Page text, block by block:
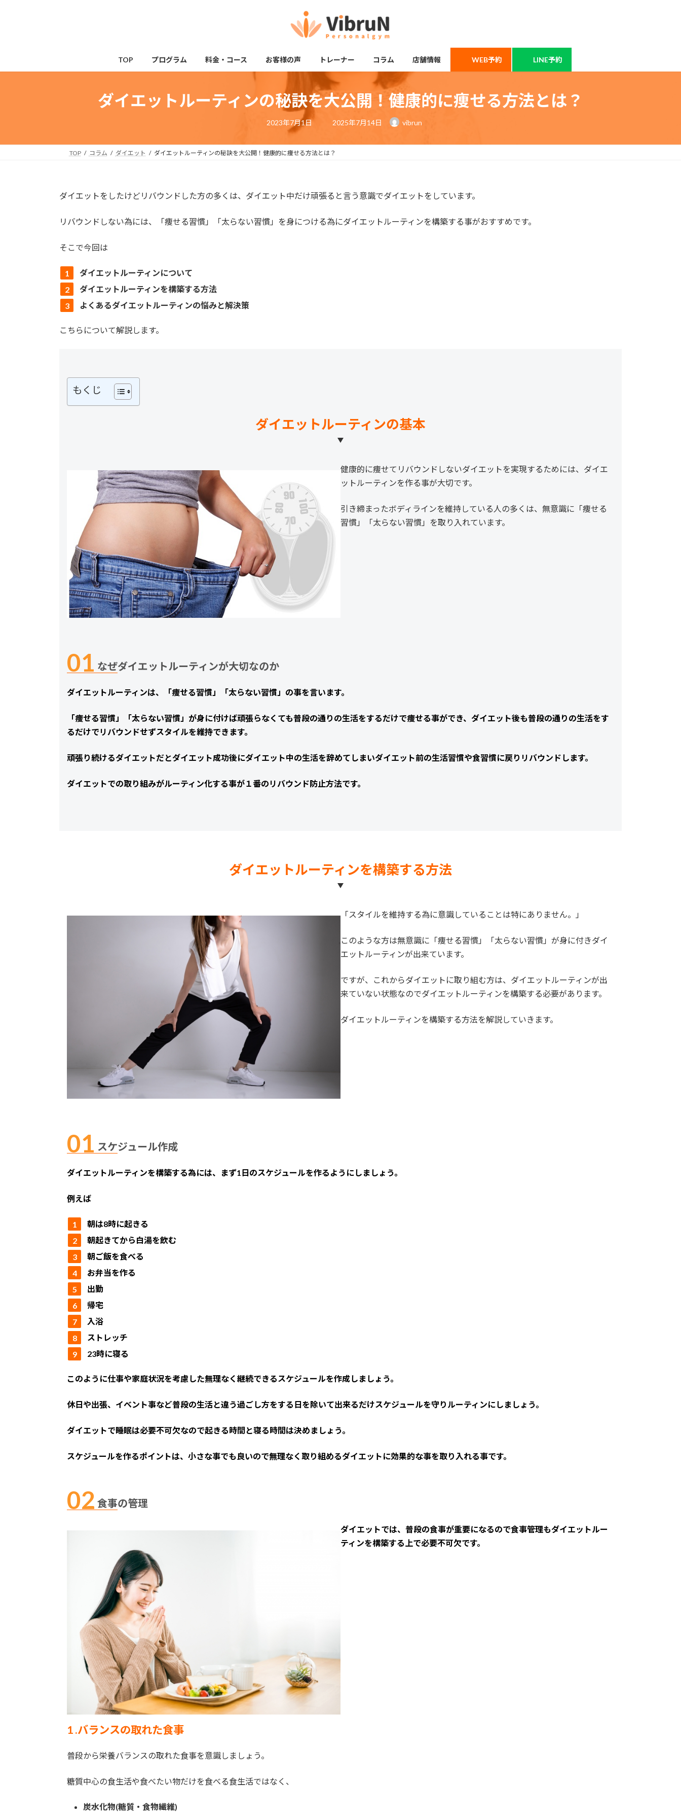
TOP プログラム 料金・コース お客様の声 トレーナー コラム 店舗情報 WEB予約 LINE予約
ダイエットルーティンの秘訣を大公開！健康的に痩せる方法とは？
2023年7月1日
最
終
日
時
2025年7月14日 vibrun
TOP コラム ダイエット ダイエットルーティンの秘訣を大公開！健康的に痩せる方法とは？
ダイエットをしたけどリバウンドした方の多くは、ダイエット中だけ頑張ると言う意識でダイエットをしています。
リバウンドしない為には、「痩せる習慣」「太らない習慣」を身につける為にダイエットルーティンを構築する事がおすすめです。
そこで今回は
ダイエットルーティンについて
ダイエットルーティンを構築する方法
よくあるダイエットルーティンの悩みと解決策
こちらについて解説します。
もくじ
ダイエットルーティンの基本
健康的に痩せてリバウンドしないダイエットを実現するためには、ダイエ
ットルーティンを作る事が大切です。
引き締まったボディラインを維持している人の多くは、無意識に「痩せる
習慣」「太らない習慣」を取り入れています。
なぜダイエットルーティンが大切なのか
ダイエットルーティンは、「痩せる習慣」「太らない習慣」の事を言います。
「痩せる習慣」「太らない習慣」が身に付けば頑張らなくても普段の通りの生活をするだけで痩せる事ができ、ダイエット後も普段の通りの生活をす
るだけでリバウンドせずスタイルを維持できます。
頑張り続けるダイエットだとダイエット成功後にダイエット中の生活を辞めてしまいダイエット前の生活習慣や食習慣に戻りリバウンドします。
ダイエットでの取り組みがルーティン化する事が１番のリバウンド防止方法です。
ダイエットルーティンを構築する方法
「スタイルを維持する為に意識していることは特にありません。」
このような方は無意識に「痩せる習慣」「太らない習慣」が身に付きダイ
エットルーティンが出来ています。
ですが、これからダイエットに取り組む方は、ダイエットルーティンが出
来ていない状態なのでダイエットルーティンを構築する必要があります。
ダイエットルーティンを構築する方法を解説していきます。
スケジュール作成
ダイエットルーティンを構築する為には、まず1日のスケジュールを作るようにしましょう。
例えば
朝は8時に起きる
朝起きてから白湯を飲む
朝ご飯を食べる
お弁当を作る
出勤
帰宅
入浴
ストレッチ
23時に寝る
このように仕事や家庭状況を考慮した無理なく継続できるスケジュールを作成しましょう。
休日や出張、イベント事など普段の生活と違う過ごし方をする日を除いて出来るだけスケジュールを守りルーティンにしましょう。
ダイエットで睡眠は必要不可欠なので起きる時間と寝る時間は決めましょう。
スケジュールを作るポイントは、小さな事でも良いので無理なく取り組めるダイエットに効果的な事を取り入れる事です。
食事の管理
ダイエットでは、普段の食事が重要になるので食事管理もダイエットルー
ティンを構築する上で必要不可欠です。
1 .バランスの取れた食事
普段から栄養バランスの取れた食事を意識しましょう。
糖質中心の食生活や食べたい物だけを食べる食生活ではなく、
炭水化物(糖質・食物繊維)